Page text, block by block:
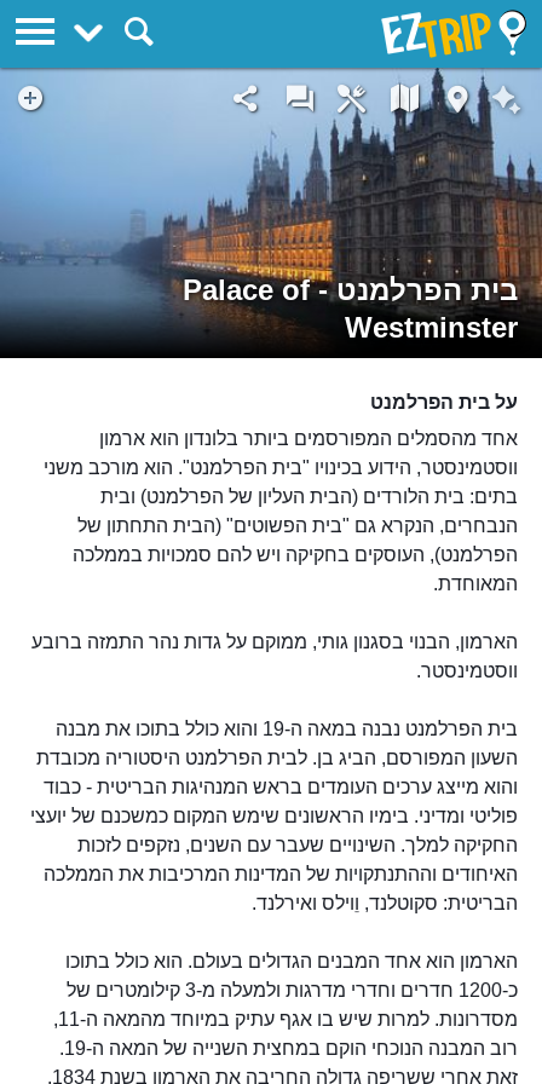
בית הפרלמנט - Palace of
Westminster
על בית הפרלמנט
אחד מהסמלים המפורסמים ביותר בלונדון הוא ארמון
ווסטמינסטר, הידוע בכינויו "בית הפרלמנט". הוא מורכב משני
בתים: בית הלורדים (הבית העליון של הפרלמנט) ובית
הנבחרים, הנקרא גם "בית הפשוטים" (הבית התחתון של
הפרלמנט), העוסקים בחקיקה ויש להם סמכויות בממלכה
המאוחדת.
הארמון, הבנוי בסגנון גותי, ממוקם על גדות נהר התמזה ברובע
ווסטמינסטר.
בית הפרלמנט נבנה במאה ה-19 והוא כולל בתוכו את מבנה
השעון המפורסם, הביג בן. לבית הפרלמנט היסטוריה מכובדת
והוא מייצג ערכים העומדים בראש המנהיגות הבריטית - כבוד
פוליטי ומדיני. בימיו הראשונים שימש המקום כמשכנם של יועצי
החקיקה למלך. השינויים שעבר עם השנים, נזקפים לזכות
האיחודים וההתנתקויות של המדינות המרכיבות את הממלכה
הבריטית: סקוטלנד, וֵוילס ואירלנד.
הארמון הוא אחד המבנים הגדולים בעולם. הוא כולל בתוכו
כ-1200 חדרים וחדרי מדרגות ולמעלה מ-3 קילומטרים של
מסדרונות. למרות שיש בו אגף עתיק במיוחד מהמאה ה-11,
רוב המבנה הנוכחי הוקם במחצית השנייה של המאה ה-19.
זאת אחרי ששריפה גדולה החריבה את הארמון בשנת 1834.
EZTrip